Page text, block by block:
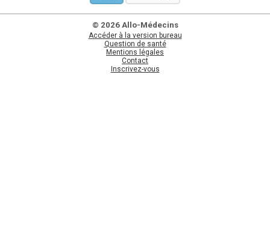
© 2026 Allo-Médecins
Accéder à la version bureau
Question de santé
Mentions légales
Contact
Inscrivez-vous